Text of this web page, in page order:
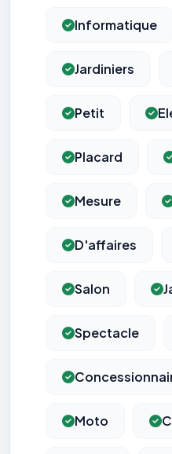
Informatique
Jardiniers
Petit
Placard
Mesure
D'affaires
Salon
Spectacle
Moto